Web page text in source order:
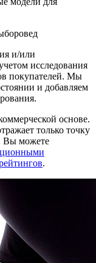
и/или
исследования
покупателей. Мы
и добавляем
основе.
только точку
Вы можете
.